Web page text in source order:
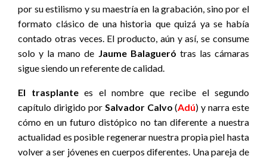
por su estilismo y su maestría en la grabación, sino por el
formato clásico de una historia que quizá ya se había
contado otras veces. El producto, aún y así, se consume
solo y la mano de Jaume Balagueró tras las cámaras
sigue siendo un referente de calidad.
El trasplantees el nombre que recibe el segundo
capítulo dirigido por Salvador Calvo (Adú) y narra este
cómo en un futuro distópico no tan diferente a nuestra
actualidad es posible regenerar nuestra propia piel hasta
volver a ser jóvenes en cuerpos diferentes. Una pareja de